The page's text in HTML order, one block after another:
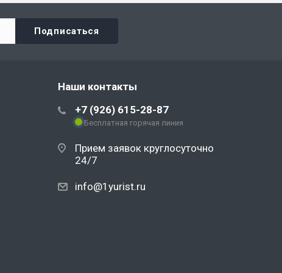
Наши контакты
+7 (926) 615-28-87
Бесплатная горячая линия
Прием заявок круглосуточно
24/7
info@1yurist.ru